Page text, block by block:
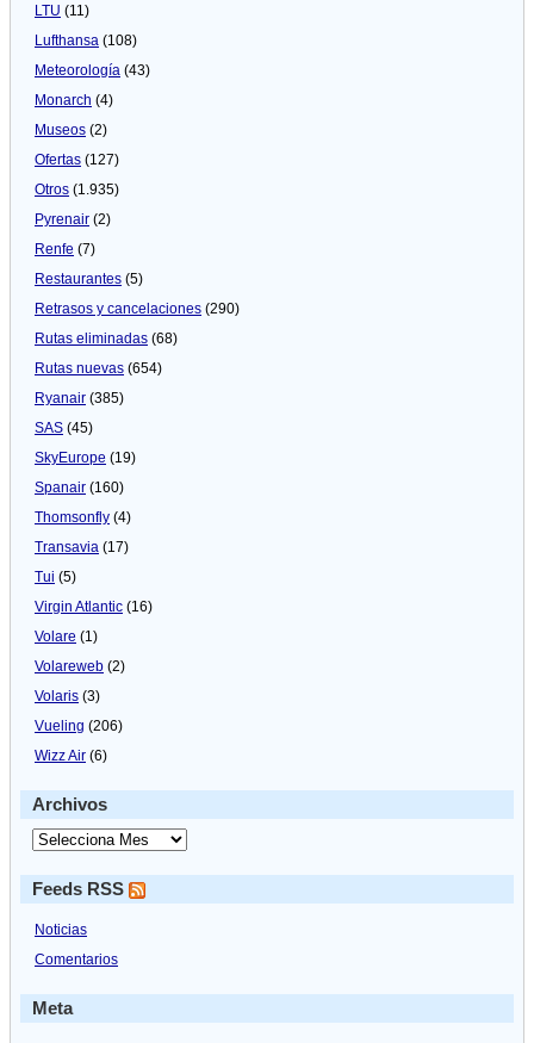
LTU (11)
Lufthansa (108)
Meteorologí­a (43)
Monarch (4)
Museos (2)
Ofertas (127)
Otros (1.935)
Pyrenair (2)
Renfe (7)
Restaurantes (5)
Retrasos y cancelaciones (290)
Rutas eliminadas (68)
Rutas nuevas (654)
Ryanair (385)
SAS (45)
SkyEurope (19)
Spanair (160)
Thomsonfly (4)
Transavia (17)
Tui (5)
Virgin Atlantic (16)
Volare (1)
Volareweb (2)
Volaris (3)
Vueling (206)
Wizz Air (6)
Archivos
Feeds RSS
Noticias
Comentarios
Meta